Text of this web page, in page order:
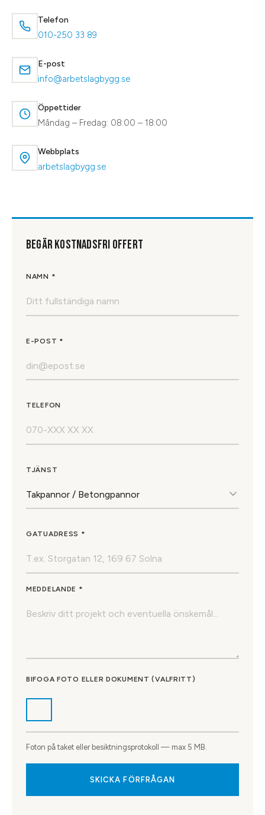
Telefon
010-250 33 89
E-post
info@arbetslagbygg.se
Öppettider
Måndag – Fredag: 08:00 – 18:00
Webbplats
arbetslagbygg.se
BEGÄR KOSTNADSFRI OFFERT
NAMN *
E-POST *
TELEFON
TJÄNST
GATUADRESS *
MEDDELANDE *
BIFOGA FOTO ELLER DOKUMENT (VALFRITT)
Foton på taket eller besiktningsprotokoll — max 5 MB.
SKICKA FÖRFRÅGAN